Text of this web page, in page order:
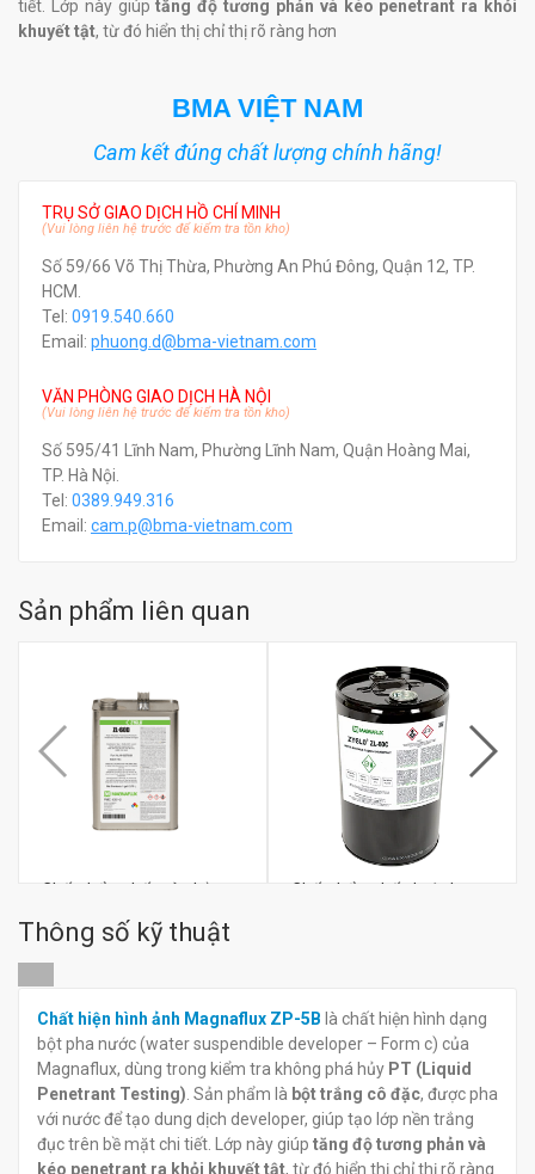
tiết. Lớp này giúptăng độ tương phản và kéo penetrant ra khỏi
khuyết tật, từ đó hiển thị chỉ thị rõ ràng hơn
BMA VIỆT NAM
Cam kết đúng chất lượng chính hãng!
TRỤ SỞ GIAO DỊCH HỒ CHÍ MINH
(Vui lòng liên hệ trước để kiểm tra tồn kho)
Số 59/66 Võ Thị Thừa, Phường An Phú Đông, Quận 12, TP.
HCM.
Tel: 0919.540.660
Email: phuong.d@bma-vietnam.com
VĂN PHÒNG GIAO DỊCH HÀ NỘI
(Vui lòng liên hệ trước để kiểm tra tồn kho)
Số 595/41 Lĩnh Nam, Phường Lĩnh Nam, Quận Hoàng Mai,
TP. Hà Nội.
Tel: 0389.949.316
Email: cam.p@bma-vietnam.com
Sản phẩm liên quan
Chất thẩm thấu rửa bằng
0 đ
Chất thẩm thấu huỳnh
0đ
Thông số kỹ thuật
Chất hiện hình ảnh Magnaflux ZP-5B là chất hiện hình dạng
bột pha nước (water suspendible developer – Form c) của
Magnaflux, dùng trong kiểm tra không phá hủy PT (Liquid
Penetrant Testing) . Sản phẩm là bột trắng cô đặc, được pha
với nước để tạo dung dịch developer, giúp tạo lớp nền trắng
đục trên bề mặt chi tiết. Lớp này giúp tăng độ tương phản và
kéo penetrant ra khỏi khuyết tật, từ đó hiển thị chỉ thị rõ ràng